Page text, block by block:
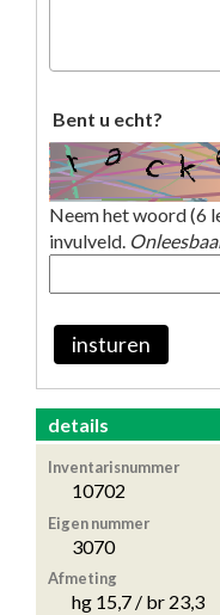
Bent u echt?
Neem het woord (6
invulveld.
insturen
details
Inventarisnummer
10702
Eigen nummer
3070
Afmeting
hg 15,7 / br 23,3